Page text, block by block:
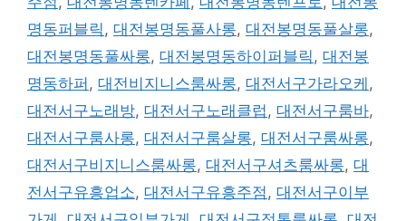
명동퍼블릭 , 대전봉명동풀사롱, 대전봉명동풀살롱,
대전봉명동풀싸롱, 대전봉명동하이퍼블릭 , 대전봉
명동하퍼 , 대전비지니스룸싸롱, 대전서구가라오케 ,
대전서구노래방, 대전서구노래클럽 , 대전서구룸바,
대전서구룸사롱, 대전서구룸살롱, 대전서구룸싸롱,
대전서구비지니스룸싸롱, 대전서구셔츠룸싸롱, 대
전서구유흥업소, 대전서구유흥주점 , 대전서구이부